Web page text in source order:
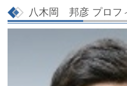
八木岡 邦彦 プロフ